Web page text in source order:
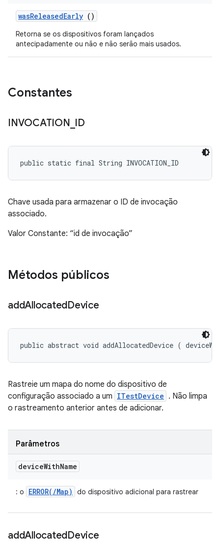
wasReleasedEarly ()
Retorna se os dispositivos foram lançados
antecipadamente ou não e não serão mais usados.
Constantes
INVOCATION ID
public static final String INVOCATION_ID
Chave usada para armazenar o ID de invocação
associado.
Valor Constante: “id de invocação”
Métodos públicos
addAllocatedDevice
public abstract void addAllocatedDevice (
Rastreie um mapa do nome do dispositivo de
configuração associado a um ITestDevice . Não limpa
o rastreamento anterior antes de adicionar.
Parâmetros
deviceWithName
: o ERROR(/Map) do dispositivo adicional para rastrear
addAllocatedDevice